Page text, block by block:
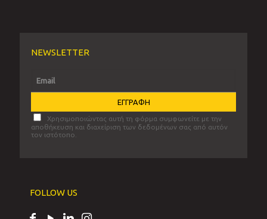
NEWSLETTER
Χρησιμοποιώντας αυτή τη φόρμα συμφωνείτε με την
αποθήκευση και διαχείριση των δεδομένων σας από αυτόν
τον ιστότοπο.
FOLLOW US